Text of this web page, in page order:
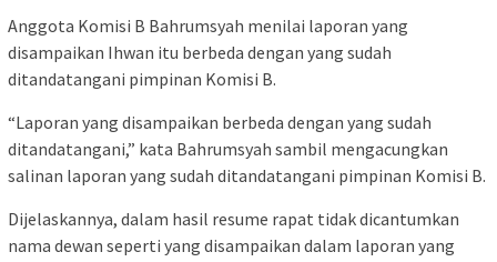
Anggota Komisi B Bahrumsyah menilai laporan yang
disampaikan Ihwan itu berbeda dengan yang sudah
ditandatangani pimpinan Komisi B.
“Laporan yang disampaikan berbeda dengan yang sudah
ditandatangani,” kata Bahrumsyah sambil mengacungkan
salinan laporan yang sudah ditandatangani pimpinan Komisi B.
Dijelaskannya, dalam hasil resume rapat tidak dicantumkan
nama dewan seperti yang disampaikan dalam laporan yang